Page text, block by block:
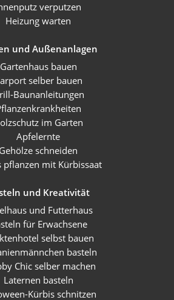
verputzen
Heizung warten
und Außenanlagen
Gartenhaus bauen
selber bauen
Baunanleitungen
im Garten
Apfelernte
Gehölze schneiden
pflanzen mit Kürbissaat
und Kreativität
und Futterhaus
für Erwachsene
selbst bauen
basteln
Chic selber machen
Laternen basteln
Kürbis schnitzen